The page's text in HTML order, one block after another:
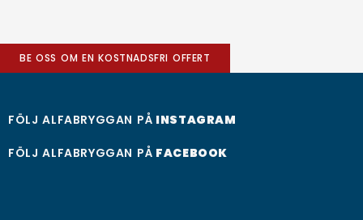
BE OSS OM EN KOSTNADSFRI OFFERT
FÖLJ ALFABRYGGAN PÅ INSTAGRAM
FÖLJ ALFABRYGGAN PÅ FACEBOOK